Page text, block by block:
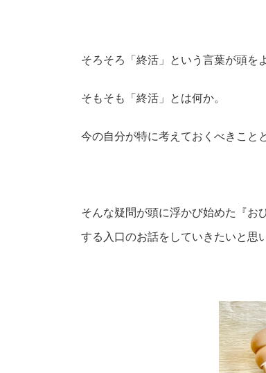
そろそろ「終活」という言葉が頭を
そもそも「終活」とは何か。
今の自分が特に考えておくべきこと
そんな疑問が頭に浮かび始めた『お
する入口のお話をしていきたいと思